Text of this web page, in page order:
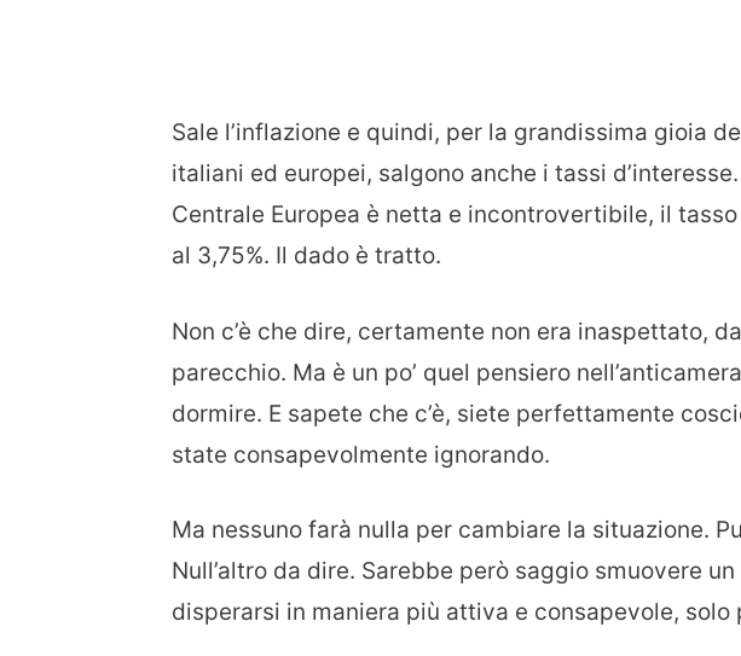
Sale l’inflazione e quindi, per la grandissima gioia
italiani ed europei, salgono anche i tassi
Centrale Europea è netta e incontrovertibile, il
al 3,75%. Il dado è tratto.
Non c’è che dire, certamente non era inaspettato,
parecchio. Ma è un po’ quel pensiero
dormire. E sapete che c’è, siete perfettamente
state consapevolmente ignorando.
Ma nessuno farà nulla per cambiare la situazione.
Null’altro da dire. Sarebbe però saggio smuovere
disperarsi in maniera più attiva e consapevole,